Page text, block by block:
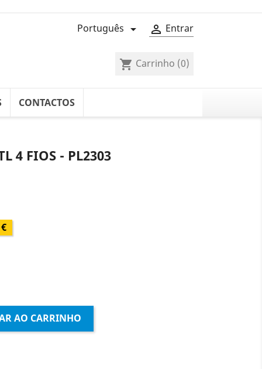
 Entrar
Português 
shopping_cart Carrinho (0)
CONTACTOS
4 FIOS - PL2303
AO CARRINHO